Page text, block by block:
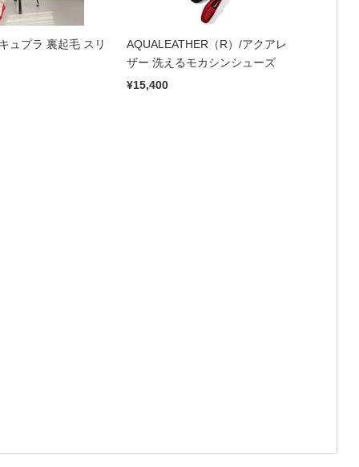
ュプラ 裏起毛 スリ
AQUALEATHER（R）/アクアレ
ザー 洗えるモカシンシューズ
¥15,400